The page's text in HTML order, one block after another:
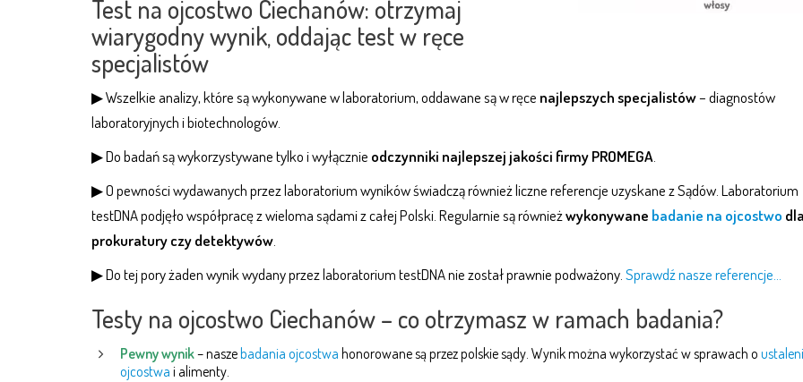
Test na ojcostwo Ciechanów: otrzymaj
wiarygodny wynik, oddając test w ręce
specjalistów
▶ Wszelkie analizy, które są wykonywane w laboratorium, oddawane są w ręce najlepszych specjalistów– diagnostów
laboratoryjnych i biotechnologów.
▶ Do badań są wykorzystywane tylko i wyłącznie odczynniki najlepszej jakości firmy PROMEGA.
▶ O pewności wydawanych przez laboratorium wyników świadczą również liczne referencje uzyskane z Sądów. Laboratorium
testDNA podjęło współpracę z wieloma sądami z całej Polski. Regularnie są równieżwykonywane badanie na ojcostwo
prokuratury czy detektywów.
▶ Do tej pory żaden wynik wydany przez laboratorium testDNA nie został prawnie podważony.Sprawdź nasze referencje…
Testy na ojcostwo Ciechanów – co otrzymasz w ramach badania?
Pewny wynik– nasze badania ojcostwa honorowane są przez polskie sądy. Wynik można wykorzystać w sprawach o
ojcostwa i alimenty.